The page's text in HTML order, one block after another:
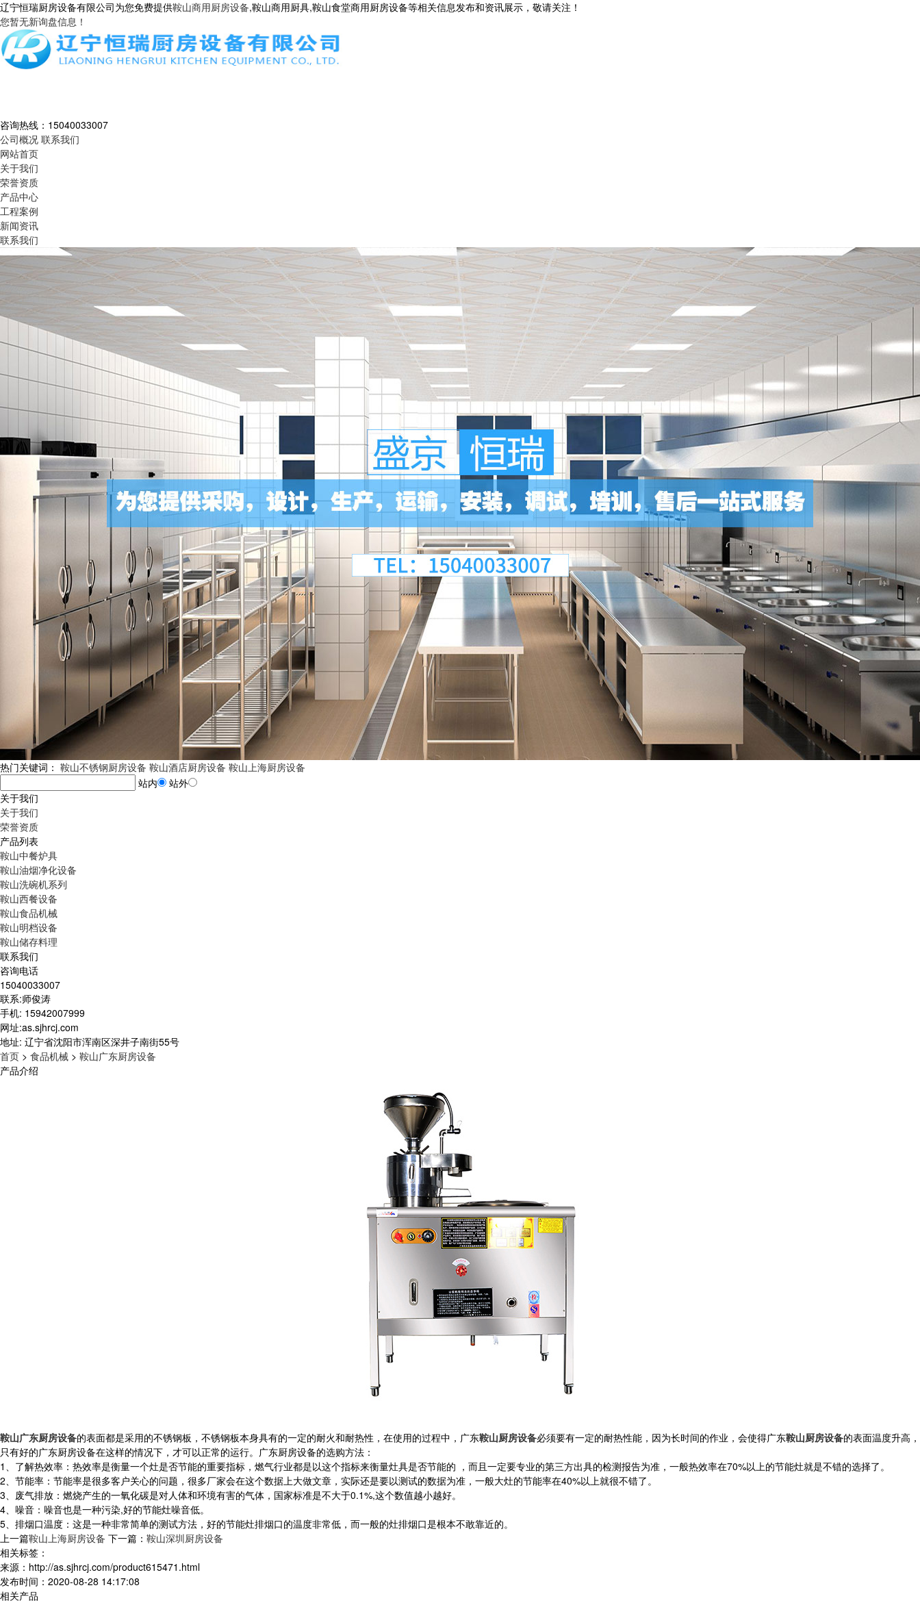
辽宁恒瑞厨房设备有限公司为您免费提供鞍山商用厨房设备,鞍山商用厨具,鞍山食堂商用厨房设备等相关信息发布和资讯展示，敬请关注！
您暂无新询盘信息！
咨询热线： 15040033007
公司概况 联系我们
网站首页
关于我们
荣誉资质
产品中心
工程案例
新闻资讯
联系我们
热门关键词： 鞍山不锈钢厨房设备 鞍山酒店厨房设备 鞍山上海厨房设备
站内
站外
关于我们
关于我们
荣誉资质
产品列表
鞍山中餐炉具
鞍山油烟净化设备
鞍山洗碗机系列
鞍山西餐设备
鞍山食品机械
鞍山明档设备
鞍山储存料理
联系我们
咨询电话
15040033007
联系:师俊涛
手机: 15942007999
网址:as.sjhrcj.com
地址: 辽宁省沈阳市浑南区深井子南街55号
首页 > 食品机械 > 鞍山广东厨房设备
产品介绍
鞍山广东厨房设备的表面都是采用的不锈钢板，不锈钢板本身具有的一定的耐火和耐热性，在使用的过程中，广东鞍山厨房设备必须要有一定的耐热性能，因为长时间的作业，会使得广东鞍山厨房设备的表面温度升高，
只有好的广东厨房设备在这样的情况下，才可以正常的运行。广东厨房设备的选购方法：
1、了解热效率：热效率是衡量一个灶是否节能的重要指标，燃气行业都是以这个指标来衡量灶具是否节能的 ，而且一定要专业的第三方出具的检测报告为准，一般热效率在70%以上的节能灶就是不错的选择了。
2、节能率：节能率是很多客户关心的问题，很多厂家会在这个数据上大做文章，实际还是要以测试的数据为准，一般大灶的节能率在40%以上就很不错了。
3、废气排放：燃烧产生的一氧化碳是对人体和环境有害的气体，国家标准是不大于0.1%,这个数值越小越好。
4、噪音：噪音也是一种污染,好的节能灶噪音低。
5、排烟口温度：这是一种非常简单的测试方法，好的节能灶排烟口的温度非常低，而一般的灶排烟口是根本不敢靠近的。
上一篇鞍山上海厨房设备 下一篇： 鞍山深圳厨房设备
相关标签：
来源：http://as.sjhrcj.com/product615471.html
发布时间：2020-08-28 14:17:08
相关产品